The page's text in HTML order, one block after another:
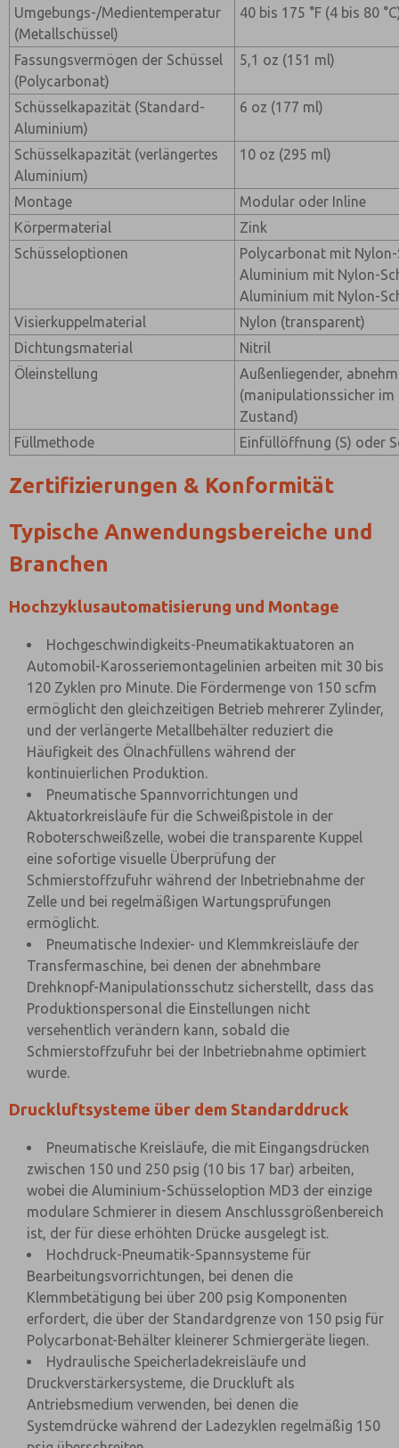
Umgebungs-/Medientemperatur
(Metallschüssel)
40 bis 175 °F (4 bis 80
Fassungsvermögen der Schüssel
(Polycarbonat)
5,1 oz (151 ml)
Schüsselkapazität (Standard-
Aluminium)
6 oz (177 ml)
Schüsselkapazität (verlängertes
Aluminium)
10 oz (295 ml)
Montage
Modular oder Inline
Körpermaterial
Zink
Schüsseloptionen
Polycarbonat mit
Aluminium mit Nylon-
Aluminium mit Nylon-
Visierkuppelmaterial
Nylon (transparent)
Dichtungsmaterial
Nitril
Öleinstellung
Außenliegender,
(manipulationssicher im
Zustand)
Füllmethode
Einfüllöffnung (S) oder
Zertifizierungen & Konformität
Typische Anwendungsbereiche und
Branchen
Hochzyklusautomatisierung und Montage
Hochgeschwindigkeits-Pneumatikaktuatoren an
Automobil-Karosseriemontagelinien arbeiten mit 30 bis
120 Zyklen pro Minute. Die Fördermenge von 150 scfm
ermöglicht den gleichzeitigen Betrieb mehrerer Zylinder,
und der verlängerte Metallbehälter reduziert die
Häufigkeit des Ölnachfüllens während der
kontinuierlichen Produktion.
Pneumatische Spannvorrichtungen und
Aktuatorkreisläufe für die Schweißpistole in der
Roboterschweißzelle, wobei die transparente Kuppel
eine sofortige visuelle Überprüfung der
Schmierstoffzufuhr während der Inbetriebnahme der
Zelle und bei regelmäßigen Wartungsprüfungen
ermöglicht.
Pneumatische Indexier- und Klemmkreisläufe der
Transfermaschine, bei denen der abnehmbare
Drehknopf-Manipulationsschutz sicherstellt, dass das
Produktionspersonal die Einstellungen nicht
versehentlich verändern kann, sobald die
Schmierstoffzufuhr bei der Inbetriebnahme optimiert
wurde.
Druckluftsysteme über dem Standarddruck
Pneumatische Kreisläufe, die mit Eingangsdrücken
zwischen 150 und 250 psig (10 bis 17 bar) arbeiten,
wobei die Aluminium-Schüsseloption MD3 der einzige
modulare Schmierer in diesem Anschlussgrößenbereich
ist, der für diese erhöhten Drücke ausgelegt ist.
Hochdruck-Pneumatik-Spannsysteme für
Bearbeitungsvorrichtungen, bei denen die
Klemmbetätigung bei über 200 psig Komponenten
erfordert, die über der Standardgrenze von 150 psig für
Polycarbonat-Behälter kleinerer Schmiergeräte liegen.
Hydraulische Speicherladekreisläufe und
Druckverstärkersysteme, die Druckluft als
Antriebsmedium verwenden, bei denen die
Systemdrücke während der Ladezyklen regelmäßig 150